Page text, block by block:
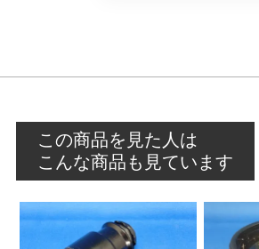
この商品を見た人は
こんな商品も見ています